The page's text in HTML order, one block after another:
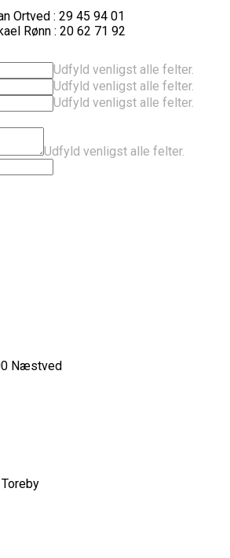
Ortved : 29 45 94 01
Rønn : 20 62 71 92
Udfyld venligst alle felter.
Udfyld venligst alle felter.
Udfyld venligst alle felter.
Udfyld venligst alle felter.
Næstved